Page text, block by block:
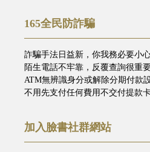
165全民防詐騙
詐騙手法日益新，你我務必要小
陌生電話不牢靠，反覆查詢很重
ATM無辨識身分或解除分期付款
不用先支付任何費用不交付提款
加入臉書社群網站